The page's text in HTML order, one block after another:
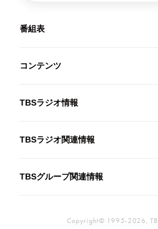
番組表
コンテンツ
TBSラジオ情報
TBSラジオ関連情報
TBSグループ関連情報
Copyright© 1995-2026,